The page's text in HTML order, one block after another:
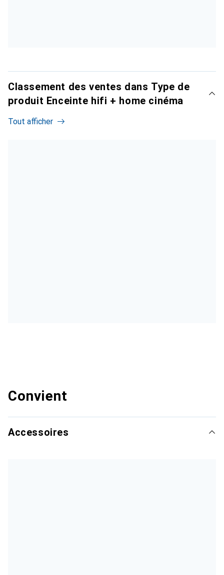
Classement des ventes dans Type de
produit Enceinte hifi + home cinéma
Tout afficher
Convient
Accessoires